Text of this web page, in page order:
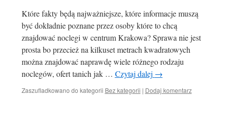
Które fakty będą najważniejsze, które informacje muszą
być dokładnie poznane przez osoby które to chcą
znajdować noclegi w centrum Krakowa? Sprawa nie jest
prosta bo przecież na kilkuset metrach kwadratowych
można znajdować naprawdę wiele różnego rodzaju
noclegów, ofert tanich jak … Czytaj dalej →
Zaszufladkowano do kategorii Bez kategorii | Dodaj komentarz